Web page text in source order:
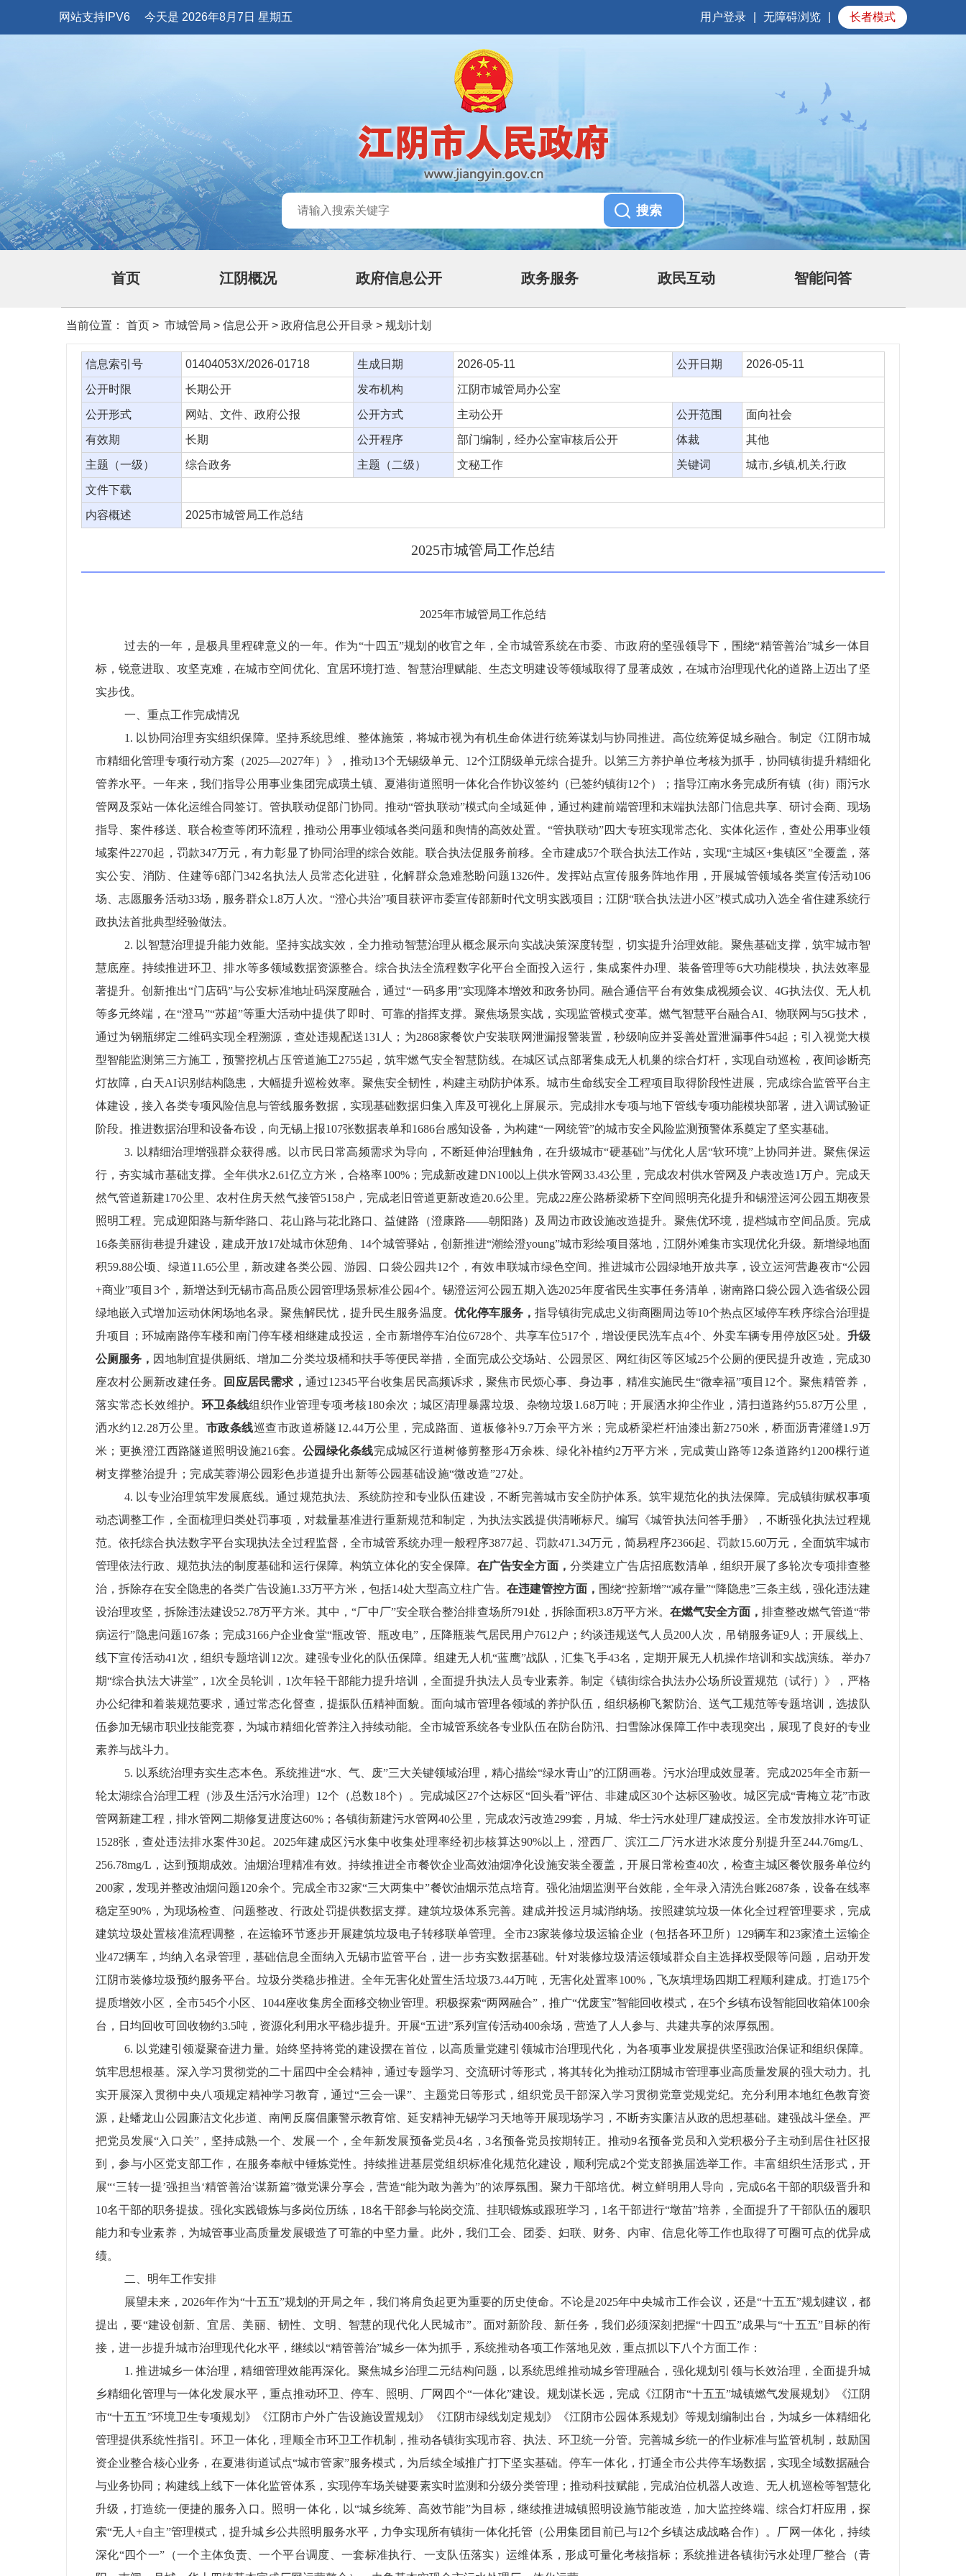
网站支持IPV6 今天是 2026年8月7日 星期五 用户登录 无障碍浏览 长者模式
首页 江阴概况 政府信息公开 政务服务 政民互动 智能问答
当前位置： 首页 > 市城管局 > 信息公开 > 政府信息公开目录 > 规划计划
信息索引号 01404053X/2026-01718 生成日期 2026-05-11 公开日期 2026-05-11
公开时限 长期公开 发布机构 江阴市城管局办公室
公开形式 网站、文件、政府公报 公开方式 主动公开 公开范围 面向社会
有效期 长期 公开程序 部门编制，经办公室审核后公开 体裁 其他
主题（一级） 综合政务 主题（二级） 文秘工作 关键词 城市,乡镇,机关,行政
文件下载
内容概述 2025市城管局工作总结
2025市城管局工作总结
2025年市城管局工作总结
过去的一年，是极具里程碑意义的一年。作为“十四五”规划的收官之年，全市城管系统在市委、市政府的坚强领导下，围绕“精管善治”城乡一体目
标，锐意进取、攻坚克难，在城市空间优化、宜居环境打造、智慧治理赋能、生态文明建设等领域取得了显著成效，在城市治理现代化的道路上迈出了坚
实步伐。
一、重点工作完成情况
1. 以协同治理夯实组织保障。 坚持系统思维、整体施策，将城市视为有机生命体进行统筹谋划与协同推进。 高位统筹促城乡融合。 制定《江阴市城
市精细化管理专项行动方案（2025—2027年）》，推动13个无锡级单元、 12个江阴级单元综合提升。以第三方养护单位考核为抓手，协同镇街提升精细化
管养水平。一年来，我们指导公用事业集团完成璜土镇、夏港街道照明一体化合作协议签约 （已签约镇街12个）
；指导江南水务完成所有镇（街）雨污水
管网及泵站一体化运维合同签订。 管执联动促部门协同。 推动“管执联动”模式向全域延伸，通过构建前端管理和末端执法部门信息共享、研讨会商、现场
指导、案件移送、联合检查等闭环流程，推动公用事业领域各类问题和舆情的高效处置。“管执联动”四大专班实现常态化、实体化运作，查处公用事业领
域案件2270起，罚款347万元，有力彰显了协同治理的综合效能。 联合执法促服务前移。 全市建成57个联合执法工作站，实现“主城区+集镇区”全覆盖，落
实公安、消防、住建等6部门342名执法人员常态化进驻，化解群众急难愁盼问题1326件。发挥站点宣传服务阵地作用，开展城管领域各类宣传活动106
场、志愿服务活动33场，服务群众1.8万人次。“澄心共治”项目获评市委宣传部新时代文明实践项目；江阴“联合执法进小区”模式成功入选全省住建系统行
政执法首批典型经验做法。
2. 以智慧治理提升能力效能。 坚持实战实效，全力推动智慧治理从概念展示向实战决策深度转型，切实提升治理效能。 聚焦基础支撑，筑牢城市智
慧底座。 持续推进环卫、排水等多领域数据资源整合。综合执法全流程数字化平台全面投入运行，集成案件办理、装备管理等6大功能模块，执法效率显
著提升。创新推出“门店码”与公安标准地址码深度融合，通过“一码多用”实现降本增效和政务协同。融合通信平台有效集成视频会议、4G执法仪、无人机
等多元终端，在“澄马”“苏超”等重大活动中提供了即时、可靠的指挥支撑。 聚焦场景实战，实现监管模式变革。 燃气智慧平台融合AI 、物联网与5G技术，
通过为钢瓶绑定二维码实现全程溯源，查处违规配送131 人；为2868家餐饮户安装联网泄漏报警装置，秒级响应并妥善处置泄漏事件54起；引入视觉大模
型智能监测第三方施工，预警挖机占压管道施工2755起，筑牢燃气安全智慧防线。在城区试点部署集成无人机巢的综合灯杆，实现自动巡检，夜间诊断亮
灯故障，白天AI识别结构隐患，大幅提升巡检效率。 聚焦安全韧性，构建主动防护体系。 城市生命线安全工程项目取得阶段性进展，完成综合监管平台主
体建设，接入各类专项风险信息与管线服务数据，实现基础数据归集入库及可视化上屏展示。完成排水专项与地下管线专项功能模块部署，进入调试验证
阶段。推进数据治理和设备布设，向无锡上报107张数据表单和1686台感知设备，为构建“一网统管”的城市安全风险监测预警体系奠定了坚实基础。
3. 以精细治理增强群众获得感。 以市民日常高频需求为导向，不断延伸治理触角，在升级城市“硬基础”与优化人居“软环境”上协同并进。聚焦保运
行，夯实城市基础支撑。 全年供水2.61亿立方米，合格率100%；完成新改建DN100以上供水管网 33.43公里，完成农村供水管网及户表改造1万户。完成天
然气管道新建170公里、农村住房天然气接管5158户，完成老旧管道更新改造20.6公里。完成22座公路桥梁桥下空间照明亮化提升和锡澄运河公园五期夜景
照明工程。完成迎阳路与新华路口、花山路与花北路口、益健路（澄康路——朝阳路）及周边市政设施改造提升。 聚焦优环境，提档城市空间品质。 完成
16条美丽街巷提升建设，建成开放17处城市休憩角、 14个城管驿站，创新推进“潮绘澄young”城市彩绘项目落地，江阴外滩集市实现优化升级。新增绿地面
积59.88公顷、绿道11.65公里，新改建各类公园、游园、口袋公园共12个，有效串联城市绿色空间。推进城市公园绿地开放共享，设立运河营趣夜市“公园
+商业”项目 3个，新增达到无锡市高品质公园管理场景标准公园4个。锡澄运河公园五期入选2025年度省民生实事任务清单，谢南路口袋公园入选省级公园
绿地嵌入式增加运动休闲场地名录。聚焦解民忧，提升民生服务温度。 优化停车服务，指导镇街完成忠义街商圈周边等10个热点区域停车秩序综合治理提
升项目；环城南路停车楼和南门停车楼相继建成投运，全市新增停车泊位6728个、共享车位517个，增设便民洗车点4个、外卖车辆专用停放区5处。 升级
公厕服务， 因地制宜提供厕纸、增加二分类垃圾桶和扶手等便民举措，全面完成公交场站、公园景区、网红街区等区域25个公厕的便民提升改造，完成30
座农村公厕新改建任务。
回应居民需求， 通过12345平台收集居民高频诉求，聚焦市民烦心事、身边事，精准实施民生“微幸福”项目 12个。 聚焦精管养，
落实常态长效维护。 环卫条线组织作业管理专项考核180余次；城区清理暴露垃圾、杂物垃圾 1.68万吨；开展洒水抑尘作业，清扫道路约55.87万公里，
洒水约12.28万公里。 市政条线巡查市政道桥隧12.44万公里，完成路面、道板修补9.7万余平方米；完成桥梁栏杆油漆出新2750米，桥面沥青灌缝1.9万
米；更换澄江西路隧道照明设施216套。公园绿化条线完成城区行道树修剪整形4万余株、绿化补植约2万平方米，完成黄山路等12条道路约1200棵行道
树支撑整治提升；完成芙蓉湖公园彩色步道提升出新等公园基础设施“微改造”27处。
4. 以专业治理筑牢发展底线。通过规范执法、系统防控和专业队伍建设，不断完善城市安全防护体系。筑牢规范化的执法保障。 完成镇街赋权事项
动态调整工作，全面梳理归类处罚事项，对裁量基准进行重新规范和制定，为执法实践提供清晰标尺。编写《城管执法问答手册》，不断强化执法过程规
范。依托综合执法数字平台实现执法全过程监督，全市城管系统办理一般程序3877起、罚款471.34万元，简易程序2366起、罚款15.60万元，全面筑牢城市
管理依法行政、规范执法的制度基础和运行保障。 构筑立体化的安全保障。 在广告安全方面， 分类建立广告店招底数清单，组织开展了多轮次专项排查整
治，拆除存在安全隐患的各类广告设施1.33万平方米，包括14处大型高立柱广告。 在违建管控方面， 围绕“控新增”“减存量”“降隐患”三条主线，强化违法建
设治理攻坚，拆除违法建设52.78万平方米。其中，“厂中厂”安全联合整治排查场所791处，拆除面积3.8万平方米。 在燃气安全方面， 排查整改燃气管道“带
病运行”隐患问题167条；完成3166户企业食堂“瓶改管、瓶改电”，压降瓶装气居民用户7612 户；约谈违规送气人员200人次，吊销服务证9 人；开展线上、
线下宣传活动41 次，组织专题培训 12次。建强专业化的队伍保障。 组建无人机“蓝鹰”战队，汇集飞手43名，定期开展无人机操作培训和实战演练。举办7
期“综合执法大讲堂”， 1 次全员轮训， 1 次年轻干部能力提升培训，全面提升执法人员专业素养。制定《镇街综合执法办公场所设置规范（试行）》，严格
办公纪律和着装规范要求，通过常态化督查，提振队伍精神面貌。面向城市管理各领域的养护队伍，组织杨柳飞絮防治、送气工规范等专题培训，选拔队
伍参加无锡市职业技能竞赛，为城市精细化管养注入持续动能。全市城管系统各专业队伍在防台防汛、扫雪除冰保障工作中表现突出，展现了良好的专业
素养与战斗力。
5. 以系统治理夯实生态本色。 系统推进“水、气、废”三大关键领域治理，精心描绘“绿水青山”的江阴画卷。 污水治理成效显著。 完成2025年全市新一
轮太湖综合治理工程 （涉及生活污水治理） 12个 （总数18个） 。完成城区27个达标区“回头看”评估、非建成区30个达标区验收。城区完成“青梅立花”市政
管网新建工程，排水管网二期修复进度达60% ；各镇街新建污水管网40公里，完成农污改造299套，月城、华士污水处理厂建成投运。全市发放排水许可证
1528张，查处违法排水案件30起。 2025年建成区污水集中收集处理率经初步核算达90%以上，澄西厂、滨江二厂污水进水浓度分别提升至244.76mg/L
256.78mg/L ，达到预期成效。油烟治理精准有效。持续推进全市餐饮企业高效油烟净化设施安装全覆盖，开展日常检查40次，检查主城区餐饮服务单位约
200家，发现并整改油烟问题120余个。完成全市32家“三大两集中”餐饮油烟示范点培育。强化油烟监测平台效能，全年录入清洗台账2687条，设备在线率
稳定至90% ，为现场检查、问题整改、行政处罚提供数据支撑。 建筑垃圾体系完善。 建成并投运月城消纳场。按照建筑垃圾一体化全过程管理要求，完成
建筑垃圾处置核准流程调整，在运输环节逐步开展建筑垃圾电子转移联单管理。全市23家装修垃圾运输企业 （包括各环卫所） 129辆车和23家渣土运输企
业472辆车，均纳入名录管理，基础信息全面纳入无锡市监管平台，进一步夯实数据基础。针对装修垃圾清运领域群众自主选择权受限等问题，启动开发
江阴市装修垃圾预约服务平台。垃圾分类稳步推进。 全年无害化处置生活垃圾73.44万吨，无害化处置率100%，飞灰填埋场四期工程顺利建成。打造175个
提质增效小区，全市545个小区、 1044座收集房全面移交物业管理。积极探索“两网融合”，推广“优废宝”智能回收模式，在5个乡镇布设智能回收箱体100余
台，日均回收可回收物约3.5吨，资源化利用水平稳步提升。开展“五进”系列宣传活动400余场，营造了人人参与、共建共享的浓厚氛围。
6. 以党建引领凝聚奋进力量。始终坚持将党的建设摆在首位，以高质量党建引领城市治理现代化，为各项事业发展提供坚强政治保证和组织保障。
筑牢思想根基。 深入学习贯彻党的二十届四中全会精神，通过专题学习、交流研讨等形式，将其转化为推动江阴城市管理事业高质量发展的强大动力。扎
实开展深入贯彻中央八项规定精神学习教育，通过“三会一课”、主题党日等形式，组织党员干部深入学习贯彻党章党规党纪。充分利用本地红色教育资
源，赴蟠龙山公园廉洁文化步道、南闸反腐倡廉警示教育馆、延安精神无锡学习天地等开展现场学习，不断夯实廉洁从政的思想基础。建强战斗堡垒。 严
把党员发展“入口关”，坚持成熟一个、发展一个，全年新发展预备党员4名，3名预备党员按期转正。推动9名预备党员和入党积极分子主动到居住社区报
到，参与小区党支部工作，在服务奉献中锤炼党性。持续推进基层党组织标准化规范化建设，顺利完成2个党支部换届选举工作。丰富组织生活形式，开
展“‘三转一提’强担当‘精管善治’谋新篇”微党课分享会，营造“能为敢为善为”的浓厚氛围。 聚力干部培优。树立鲜明用人导向，完成6名干部的职级晋升和
10名干部的职务提拔。强化实践锻炼与多岗位历练， 18名干部参与轮岗交流、挂职锻炼或跟班学习， 1名干部进行“墩苗”培养，全面提升了干部队伍的履职
能力和专业素养，为城管事业高质量发展锻造了可靠的中坚力量。此外，我们工会、团委、妇联、财务、内审、信息化等工作也取得了可圈可点的优异成
绩。
二、明年工作安排
展望未来， 2026年作为“十五五”规划的开局之年，我们将肩负起更为重要的历史使命。不论是2025年中央城市工作会议，还是“十五五”规划建议，都
提出，要“建设创新、宜居、美丽、韧性、文明、智慧的现代化人民城市”。面对新阶段、新任务，我们必须深刻把握“十四五”成果与“十五五”目标的衔
接，进一步提升城市治理现代化水平，继续以“精管善治”城乡一体为抓手，系统推动各项工作落地见效， 重点抓 以下八个方面工作：
1. 推进城乡一体治理，精细管理效能再深化。 聚焦城乡治理二元结构问题，以系统思维推动城乡管理融合，强化规划引领与长效治理，全面提升城
乡精细化管理与一体化发展水平，重点推动环卫、停车、照明、厂网四个“一体化”建设。 规划谋长远， 完成《江阴市“十五五”城镇燃气发展规划》《江阴
市“十五五”环境卫生专项规划》《江阴市户外广告设施设置规划》《江阴市绿线划定规划》《江阴市公园体系规划》等规划 编制 出台 ，为城乡一体精细化
管理提供系统性指引。 环卫一体化，理顺全市环卫工作机制，推动各镇街实现市容、执法、环卫统一分管。完善城乡统一的作业标准与监管机制，鼓励国
资企业整合核心业务，在夏港街道试点“城市管家”服务模式，为后续全域推广打下坚实基础。停车一体化， 打通全市公共停车场数据，实现全域数据融合
与业务协同；构建线上线下一体化监管体系，实现停车场关键要素实时监测和分级分类管理；推动科技赋能，完成泊位机器人改造、无人机巡检等智慧化
升级，打造统一便捷的服务入口。 照明一体化， 以“城乡统筹、高效节能”为目标，继续推进城镇照明设施节能改造，加大监控终端、综合灯杆应用，探
索“无人 +自主”管理模式，提升城乡公共照明服务水平，力争实现所有镇街一体化托管 （公用集团目前已与12个乡镇达成战略合作） 。 厂网一体化， 持续
深化“四个一” （一个主体负责、一个平台调度、一套标准执行、一支队伍落实）运维体系，形成可量化考核指标；系统推进各镇街污水处理厂整合 （青